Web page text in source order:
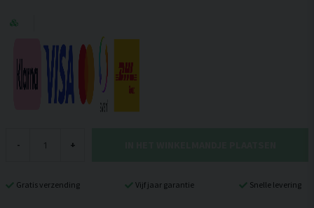
- +
Gratis verzending Vijf jaar garantie Snelle levering